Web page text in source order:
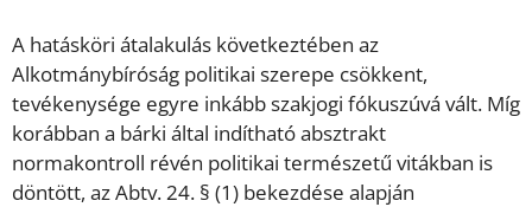
A hatásköri átalakulás következtében az
Alkotmánybíróság politikai szerepe csökkent,
tevékenysége egyre inkább szakjogi fókuszúvá vált. Míg
korábban a bárki által indítható absztrakt
normakontroll révén politikai természetű vitákban is
döntött, az Abtv. 24. § (1) bekezdése alapján